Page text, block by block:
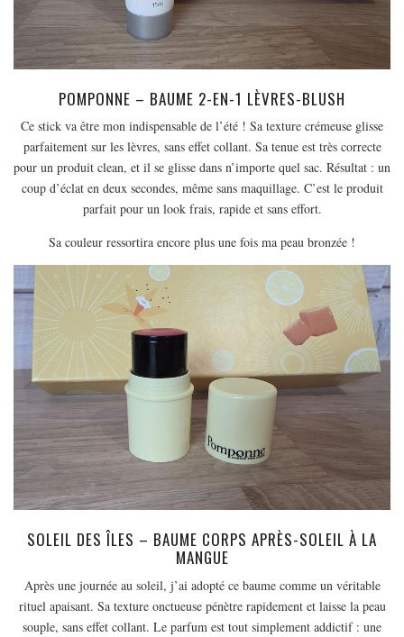
POMPONNE – BAUME 2-EN-1 LÈVRES-BLUSH
Ce stick va être mon indispensable de l’été ! Sa texture crémeuse glisse
parfaitement sur les lèvres, sans effet collant. Sa tenue est très correcte
pour un produit clean, et il se glisse dans n’importe quel sac. Résultat : un
coup d’éclat en deux secondes, même sans maquillage. C’est le produit
parfait pour un look frais, rapide et sans effort.
Sa couleur ressortira encore plus une fois ma peau bronzée !
SOLEIL DES ÎLES – BAUME CORPS APRÈS-SOLEIL À LA
MANGUE
Après une journée au soleil, j’ai adopté ce baume comme un véritable
rituel apaisant. Sa texture onctueuse pénètre rapidement et laisse la peau
souple, sans effet collant. Le parfum est tout simplement addictif : une